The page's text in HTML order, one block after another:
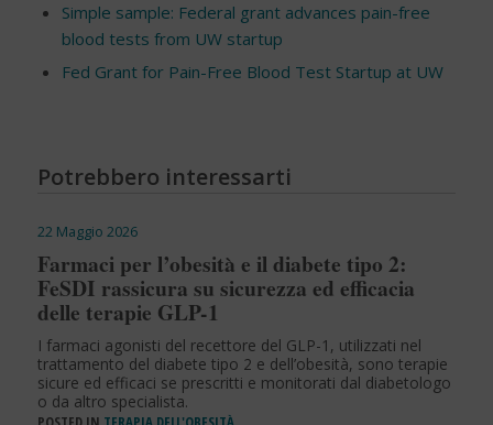
Simple sample: Federal grant advances pain-free
blood tests from UW startup
Fed Grant for Pain-Free Blood Test Startup at UW
Potrebbero interessarti
22 Maggio 2026
Farmaci per l’obesità e il diabete tipo 2:
FeSDI rassicura su sicurezza ed efficacia
delle terapie GLP-1
I farmaci agonisti del recettore del GLP-1, utilizzati nel
trattamento del diabete tipo 2 e dell’obesità, sono terapie
sicure ed efficaci se prescritti e monitorati dal diabetologo
o da altro specialista.